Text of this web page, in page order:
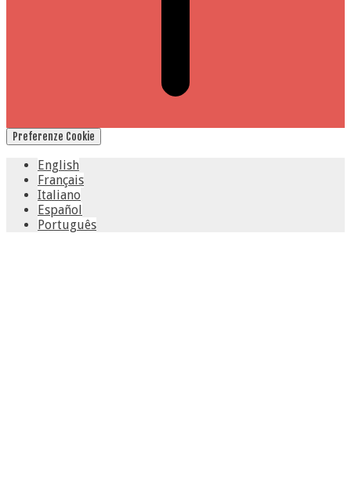
Preferenze Cookie
English
Français
Italiano
Español
Português